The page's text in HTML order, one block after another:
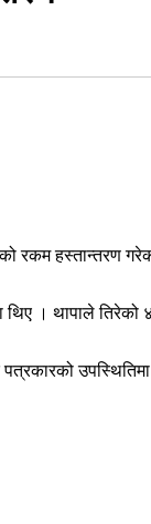
रकम हस्तान्तरण
। थापाले
उपस्थितिमा